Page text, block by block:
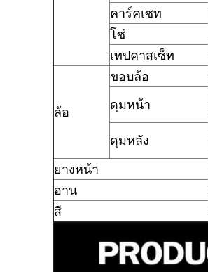
คาร์คเซท
โซ่
เทปคาสเซ็ท
ล้อ
ขอบล้อ
ดุมหน้า
ดุมหลัง
ยางหน้า
อาน
สี